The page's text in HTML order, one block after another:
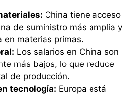
China tiene acceso
de suministro más amplia y
en materias primas.
Los salarios en China son
más bajos, lo que reduce
de producción.
tecnología: Europa está